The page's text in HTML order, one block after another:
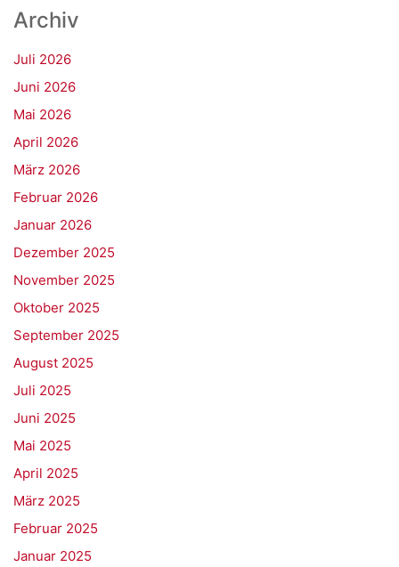
Archiv
Juli 2026
Juni 2026
Mai 2026
April 2026
März 2026
Februar 2026
Januar 2026
Dezember 2025
November 2025
Oktober 2025
September 2025
August 2025
Juli 2025
Juni 2025
Mai 2025
April 2025
März 2025
Februar 2025
Januar 2025